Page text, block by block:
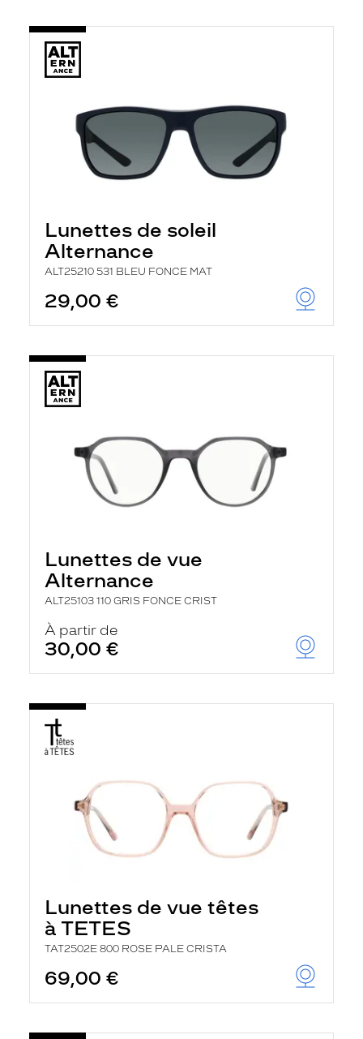
Lunettes de soleil
Alternance
ALT25210 531 BLEU FONCE MAT
29,00 €
Lunettes de vue
Alternance
ALT25103 110 GRIS FONCE CRIST
À partir de
30,00 €
Lunettes de vue têtes
à TETES
TAT2502E 800 ROSE PALE CRISTA
69,00 €